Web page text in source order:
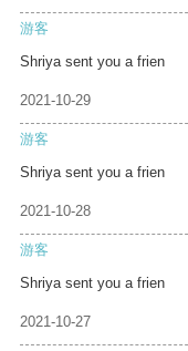
游客
Shriya sent you a frien
2021-10-29
游客
Shriya sent you a frien
2021-10-28
游客
Shriya sent you a frien
2021-10-27